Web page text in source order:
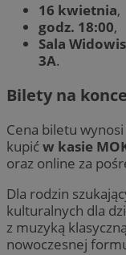
16 kwietnia,
godz. 18:00,
Sala
3A.
Bilety na
Cena biletu wynosi
kupićw kasie
oraz online za
Dla rodzin
kulturalnych dla
z muzyką
nowoczesnej